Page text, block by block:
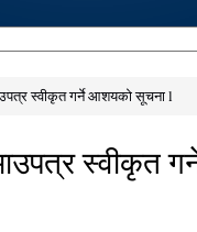
स्वीकृत गर्ने आशयको सूचना l
स्वीकृत